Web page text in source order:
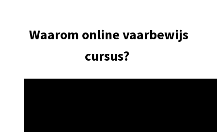
Waarom online vaarbewijs
cursus?